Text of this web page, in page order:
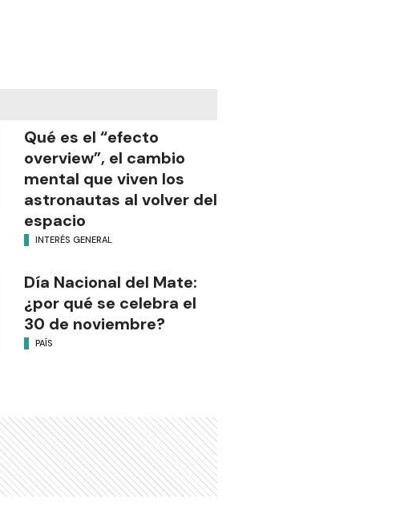
Qué es el “efecto
overview”, el cambio
mental que viven los
astronautas al volver del
espacio
INTERÉS GENERAL
Día Nacional del Mate:
¿por qué se celebra el
30 de noviembre?
PAÍS